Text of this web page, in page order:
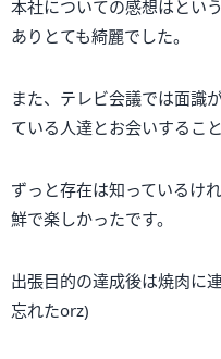
本社についての感想はとい
ありとても綺麗でした。
また、テレビ会議では面識
ている人達とお会いするこ
ずっと存在は知っているけ
鮮で楽しかったです。
出張目的の達成後は焼肉に
忘れたorz)